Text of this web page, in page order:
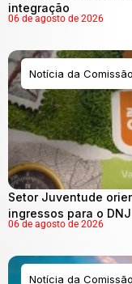
integração
06 de agosto de 2026
Notícia da
Setor Juventude
ingressos para o
06 de agosto de 2026
Notícia da